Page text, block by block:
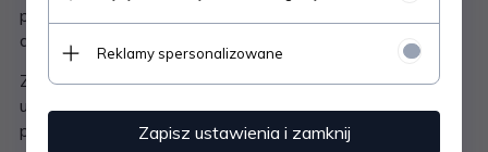
pomaga zaoszczędzić miejsce i utrzymać porządek w
domu, biurze lub garażu.
Zaokrąglone rogi zwiększają komfort i bezpieczeństwo
użytkowania. Seria Basic dostępna jest w wielu
pojemnościach – od 1,7 do 80 litrów.
Reklamy spersonalizowane
Zapisz ustawienia i zamknij